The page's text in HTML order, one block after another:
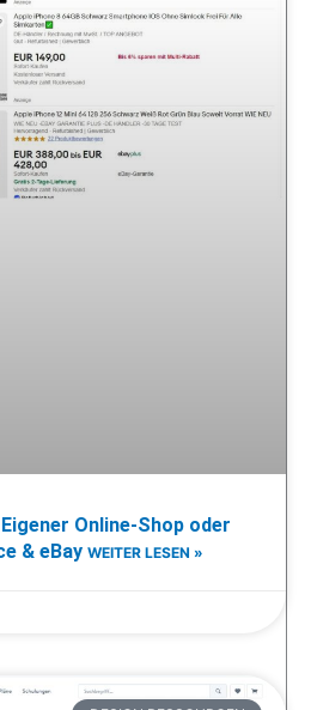
Online-Shop oder
& eBay WEITER LESEN »